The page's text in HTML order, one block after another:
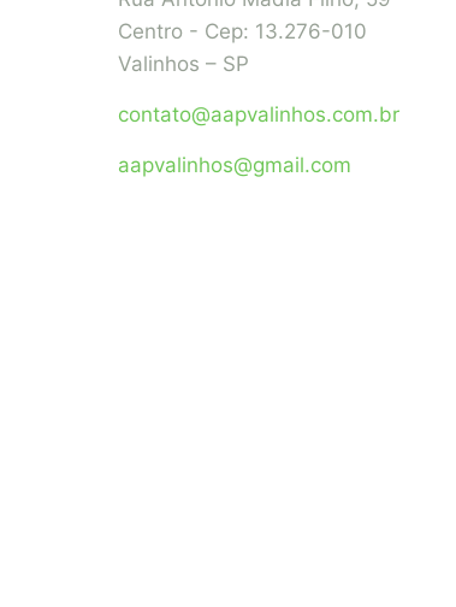
Centro - Cep: 13.276-010
Valinhos – SP
contato@aapvalinhos.com.br
aapvalinhos@gmail.com